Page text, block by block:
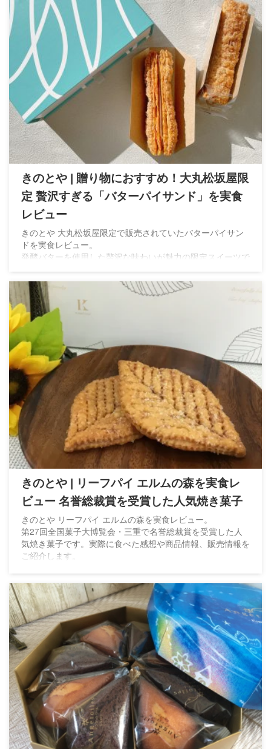
きのとや | 贈り物におすすめ！大丸松坂屋限
定 贅沢すぎる「バターパイサンド」を実食
レビュー
きのとや 大丸松坂屋限定で販売されていたバターパイサン
ドを実食レビュー。
発酵バターを使用した贅沢な味わいが魅力の限定スイーツで
ます。
きのとや | リーフパイ エルムの森を実食レ
ビュー 名誉総裁賞を受賞した人気焼き菓子
きのとや リーフパイ エルムの森を実食レビュー。
第27回全国菓子大博覧会・三重で名誉総裁賞を受賞した人
気焼き菓子です。実際に食べた感想や商品情報、販売情報を
ご紹介します。